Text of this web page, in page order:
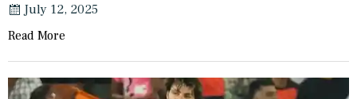
July 12, 2025
Read More